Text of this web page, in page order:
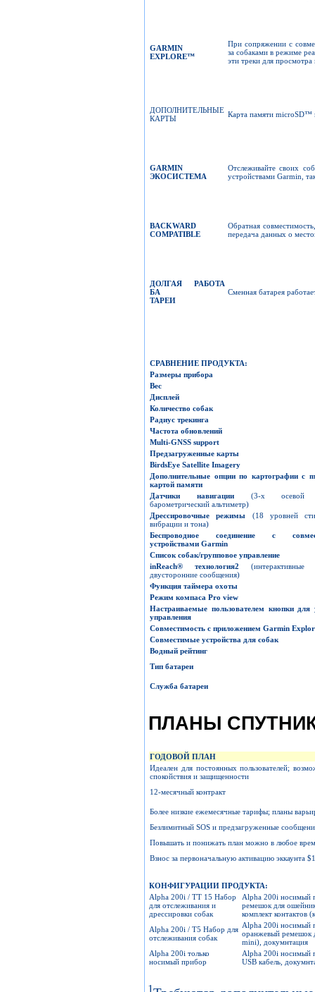
GARMIN
EXPLORE™
При сопряжении с
за собаками в режиме
эти треки для
ДОПОЛНИТЕЛЬНЫЕ
КАРТЫ
Карта памяти microSD™
GARMIN
ЭКОСИСТЕМА
Отслеживайте своих
устройствами Garmin,
BACKWARD
COMPATIBLE
Обратная
передача данных о
ДОЛГАЯ РАБОТА
БА
ТАРЕИ
Сменная батарея
СРАВНЕНИЕ ПРОДУКТА:
Размеры прибора
Вес
Дисплей
Количество собак
Радиус трекинга
Частота обновлений
Multi-GNSS support
Предзагруженные карты
BirdsEye Satellite Imagery
Дополнительные опции по картографии с
картой памяти
Датчики навигации (3-х осевой
барометрический альтиметр)
Дрессировочные режимы (18 уровней
вибрации и тона)
Беспроводное соединение с
устройствами Garmin
Список собак/групповое управление
inReach® технология2
двусторонние сообщения)
Функция таймера охоты
Режим компаса Pro view
Настраиваемые пользователем кнопки для
управления
Совместимость с приложением Garmin
Совместимые устройства для собак
Водный рейтинг
Тип батареи
Служба батареи
ПЛАНЫ
ГОДОВОЙ ПЛАН
Идеален для постоянных пользователей;
спокойствия и защищенности
12-месячный контракт
Более низкие ежемесячные тарифы; планы
Безлимитный SOS и предзагруженные
Повышать и понижать план можно в любое
Взнос за первоначальную активацию эккаунта
КОНФИГУРАЦИИ ПРОДУКТА:
Alpha 200i / TT 15 Набор
для отслеживания и
дрессировки собак
Alpha 200i носимый
ремешок для
комплект контактов
Alpha 200i / T5 Набор для
отслеживания собак
Alpha 200i носимый
оранжевый ремешок
mini), докумнтация
Alpha 200i только
носимый прибор
Alpha 200i носимый
USB кабель,
1